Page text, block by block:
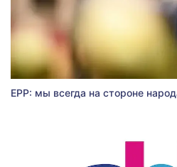
EPP: мы всегда на стороне